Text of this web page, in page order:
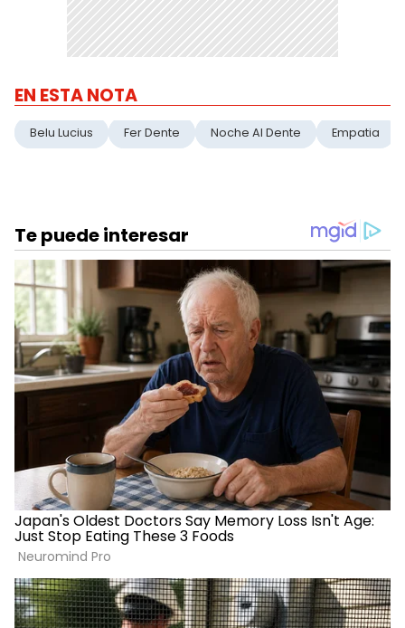
EN ESTA NOTA
Belu Lucius Fer Dente Noche Al Dente Empatia